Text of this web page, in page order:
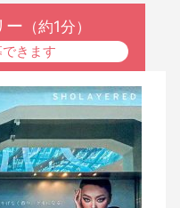
ー （約1分）
きます